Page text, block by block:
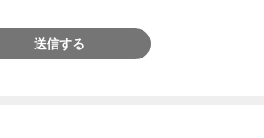
送信する